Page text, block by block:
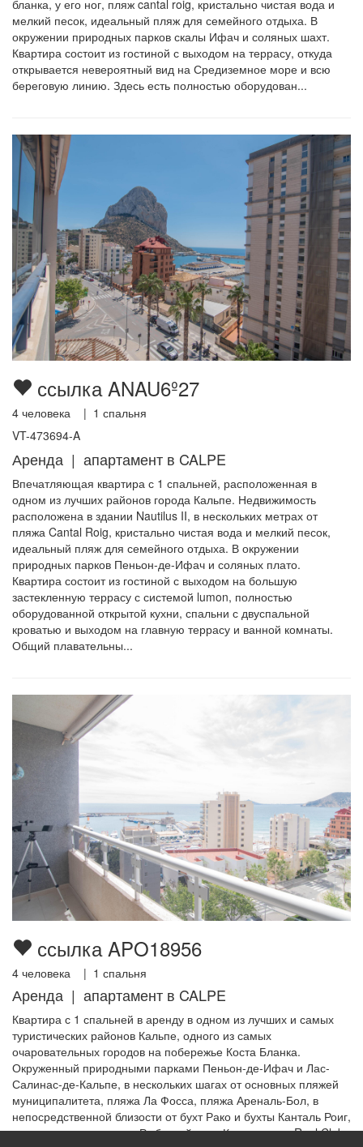
бланка, у его ног, пляж cantal roig, кристально чистая вода и
мелкий песок, идеальный пляж для семейного отдыха. В
окружении природных парков скалы Ифач и соляных шахт.
Квартира состоит из гостиной с выходом на террасу, откуда
открывается невероятный вид на Средиземное море и всю
береговую линию. Здесь есть полностью оборудован...
ссылка ANAU6º27
4 человека | 1 спальня
VT-473694-A
Аренда | апартамент в CALPE
Впечатляющая квартира с 1 спальней, расположенная в
одном из лучших районов города Кальпе. Недвижимость
расположена в здании Nautilus II, в нескольких метрах от
пляжа Cantal Roig, кристально чистая вода и мелкий песок,
идеальный пляж для семейного отдыха. В окружении
природных парков Пеньон-де-Ифач и соляных плато.
Квартира состоит из гостиной с выходом на большую
застекленную террасу с системой lumon, полностью
оборудованной открытой кухни, спальни с двуспальной
кроватью и выходом на главную террасу и ванной комнаты.
Общий плавательны...
ссылка APO18956
4 человека | 1 спальня
Аренда | апартамент в CALPE
Квартира с 1 спальней в аренду в одном из лучших и самых
туристических районов Кальпе, одного из самых
очаровательных городов на побережье Коста Бланка.
Окруженный природными парками Пеньон-де-Ифач и Лас-
Салинас-де-Кальпе, в нескольких шагах от основных пляжей
муниципалитета, пляжа Ла Фосса, пляжа Ареналь-Бол, в
непосредственной близости от бухт Рако и бухты Канталь Роиг,
в нескольких метрах от Рыбацкий порт Кальпе и его Real Club